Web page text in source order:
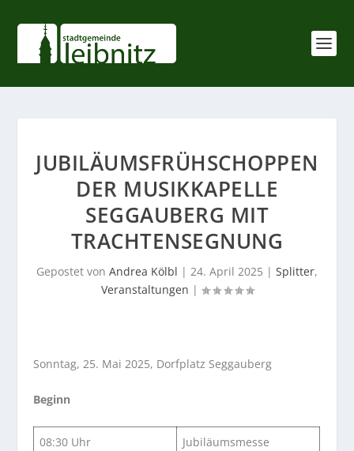
JUBILÄUMSFRÜHSCHOPPEN
DER MUSIKKAPELLE
SEGGAUBERG MIT
TRACHTENSEGNUNG
Gepostet von Andrea Kölbl | 24. April 2025 | Splitter,
Veranstaltungen |
Sonntag, 25. Mai 2025, Dorfplatz Seggauberg
Beginn
08:30 Uhr
Jubiläumsmesse